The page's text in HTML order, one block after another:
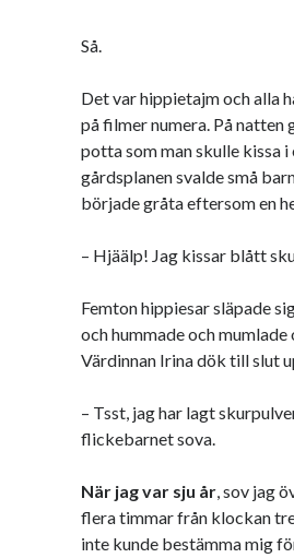
Så.
Det var hippietajm och alla
på filmer numera. På natten
potta som man skulle kissa
gårdsplanen svalde små
började gråta eftersom en
– Hjäälp! Jag kissar blått
Femton hippiesar släpade
och hummade och
Värdinnan Irina dök till slut
– Tsst, jag har lagt
flickebarnet sova.
När jag var sju år, sov jag
flera timmar från klockan
inte kunde bestämma mig